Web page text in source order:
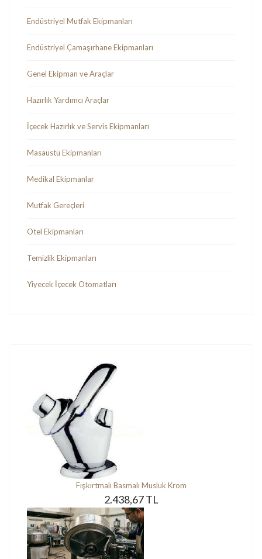
Endüstriyel Mutfak Ekipmanları
Endüstriyel Çamaşırhane Ekipmanları
Genel Ekipman ve Araçlar
Hazırlık Yardımcı Araçlar
İçecek Hazırlık ve Servis Ekipmanları
Masaüstü Ekipmanları
Medikal Ekipmanlar
Mutfak Gereçleri
Otel Ekipmanları
Temizlik Ekipmanları
Yiyecek İçecek Otomatları
Fışkırtmalı Basmalı Musluk Krom
2.438,67 TL